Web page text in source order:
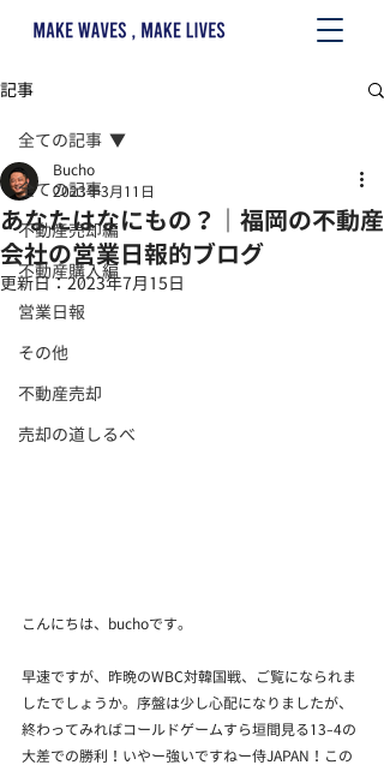
記事
全ての記事
不動産売却編
不動産購入編
営業日報
その他
不動産売却
売却の道しるべ
全ての記事
あなたはなにもの？｜福岡の不動産
会社の営業日報的ブログ
Bucho
2023年3月11日
更新日：2023年7月15日
こんにちは、buchoです。
早速ですが、昨晩のWBC対韓国戦、ご覧になられま
したでしょうか。序盤は少し心配になりましたが、
終わってみればコールドゲームすら垣間見る13-4の
大差での勝利！いやー強いですねー侍JAPAN！この